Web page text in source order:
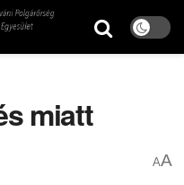
miatt
AA